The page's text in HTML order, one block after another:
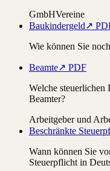
GmbHVereine
Baukindergeld↗
Wie können Sie
Beamte↗ PDF
Welche steuerlichen
Beamter?
Arbeitgeber und
Beschränkte
Wann können Sie
Steuerpflicht in